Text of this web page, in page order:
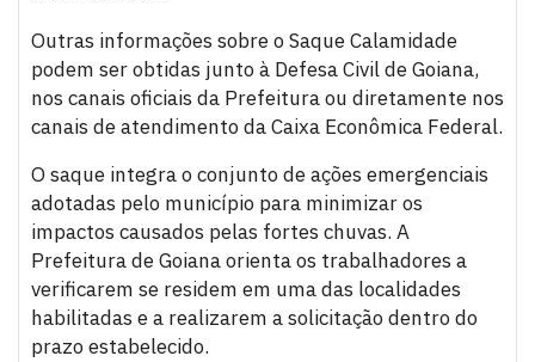
Outras informações sobre o Saque Calamidade
podem ser obtidas junto à Defesa Civil de Goiana,
nos canais oficiais da Prefeitura ou diretamente nos
canais de atendimento da Caixa Econômica Federal.
O saque integra o conjunto de ações emergenciais
adotadas pelo município para minimizar os
impactos causados pelas fortes chuvas. A
Prefeitura de Goiana orienta os trabalhadores a
verificarem se residem em uma das localidades
habilitadas e a realizarem a solicitação dentro do
prazo estabelecido.